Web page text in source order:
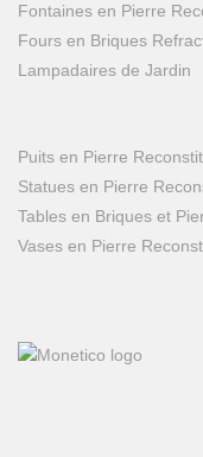
Fontaines en Pierre
Fours en Briques
Lampadaires de Jardin
Puits en Pierre
Statues en Pierre
Tables en Briques et
Vases en Pierre